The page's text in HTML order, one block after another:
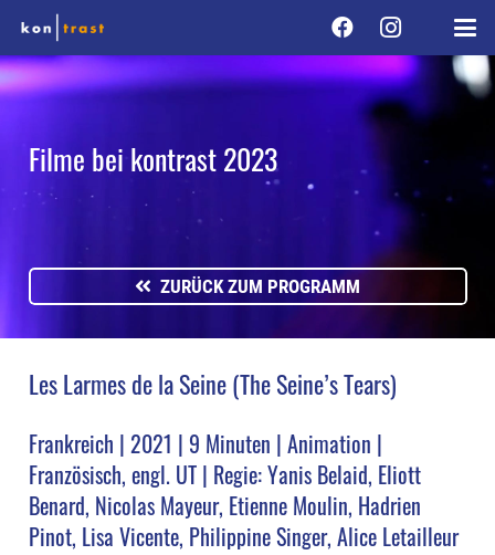
Filme bei kontrast 2023
ZURÜCK ZUM PROGRAMM
Les Larmes de la Seine (The Seine’s Tears)
Frankreich | 2021 | 9 Minuten | Animation |
Französisch, engl. UT | Regie: Yanis Belaid, Eliott
Benard, Nicolas Mayeur, Etienne Moulin, Hadrien
Pinot, Lisa Vicente, Philippine Singer, Alice Letailleur